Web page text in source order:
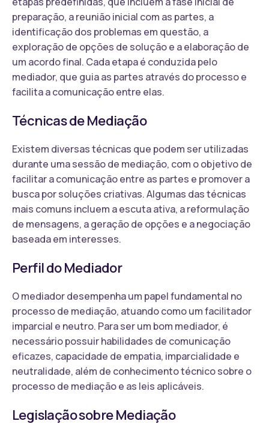
preparação, a reunião inicial com as partes, a
identificação dos problemas em questão, a
exploração de opções de solução e a elaboração de
um acordo final. Cada etapa é conduzida pelo
mediador, que guia as partes através do processo e
facilita a comunicação entre elas.
Técnicas de Mediação
Existem diversas técnicas que podem ser utilizadas
durante uma sessão de mediação, com o objetivo de
facilitar a comunicação entre as partes e promover a
busca por soluções criativas. Algumas das técnicas
mais comuns incluem a escuta ativa, a reformulação
de mensagens, a geração de opções e a negociação
baseada em interesses.
Perfil do Mediador
O mediador desempenha um papel fundamental no
processo de mediação, atuando como um facilitador
imparcial e neutro. Para ser um bom mediador, é
necessário possuir habilidades de comunicação
eficazes, capacidade de empatia, imparcialidade e
neutralidade, além de conhecimento técnico sobre o
processo de mediação e as leis aplicáveis.
Legislação sobre Mediação